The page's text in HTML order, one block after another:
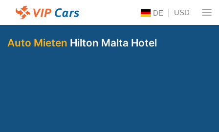
DE USD
Auto Mieten Hilton Malta Hotel